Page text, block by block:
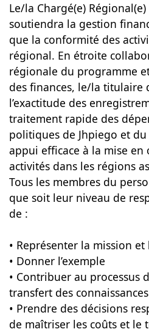
Le/la Chargé(e)
soutiendra la gestion
que la conformité des
régional. En étroite
régionale du programme
des finances, le/la titulaire
l’exactitude des
traitement rapide des
politiques de Jhpiego et du
appui efficace à la mise
activités dans les régions
Tous les membres du
que soit leur niveau de
de :
• Représenter la mission
• Donner l’exemple
• Contribuer au processus
transfert des
• Prendre des décisions
de maîtriser les coûts et le